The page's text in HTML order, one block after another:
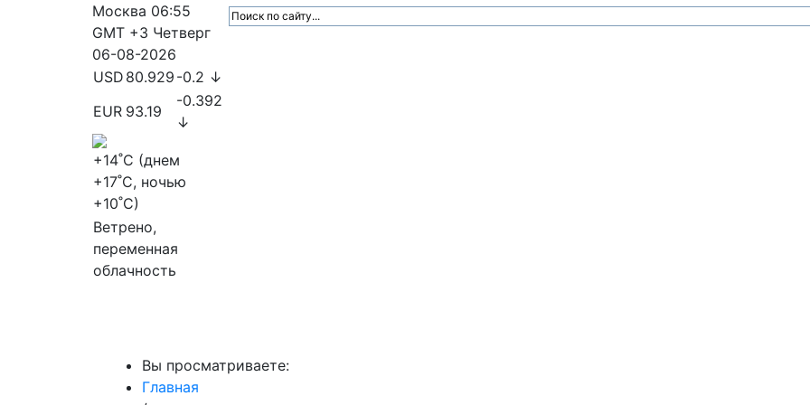
Москва 06:55
GMT +3 Четверг
06-08-2026
USD 80.929 -0.2 ↓
EUR 93.19
-0.392
↓
+14˚C (днем
+17˚C, ночью
+10˚C)
Ветрено,
переменная
облачность
Вы просматриваете:
Главная